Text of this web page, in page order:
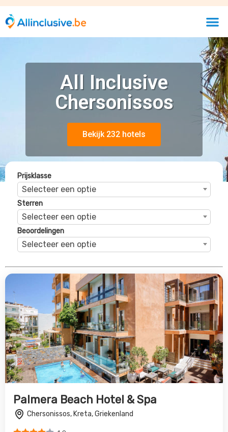
Selecteer een optie
Beoordelingen
Palmera Beach Hotel & Spa
Chersonissos, Kreta, Griekenland
4.0
Bekijk Deal